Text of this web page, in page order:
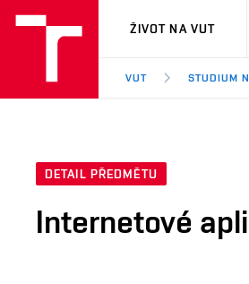
VUT
ŽIVOT NA VUT
VUT STUDIUM
DETAIL PŘEDMĚTU
Internetové